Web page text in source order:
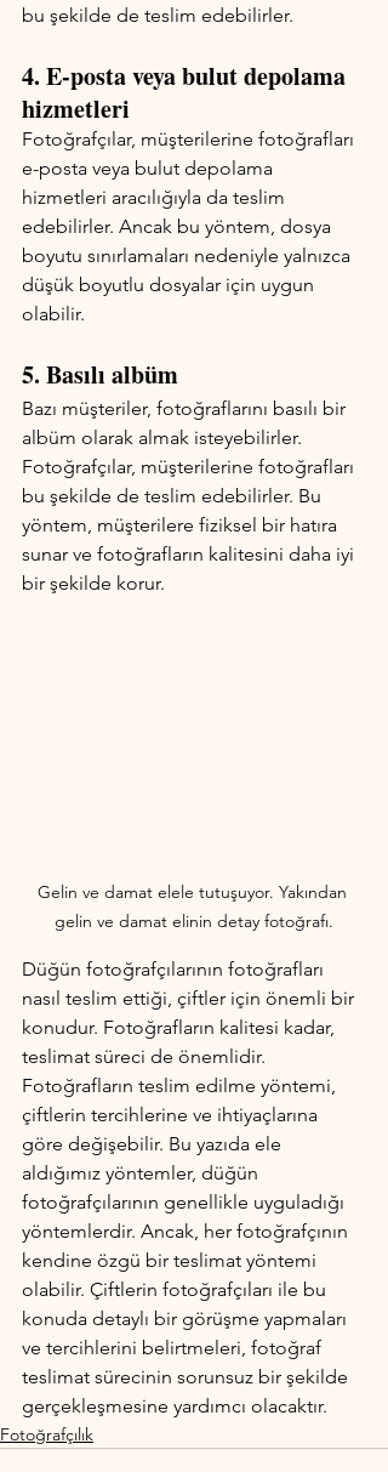
bu şekilde de teslim edebilirler.
4. E-posta veya bulut depolama
hizmetleri
Fotoğrafçılar, müşterilerine fotoğrafları
e-posta veya bulut depolama
hizmetleri aracılığıyla da teslim
edebilirler. Ancak bu yöntem, dosya
boyutu sınırlamaları nedeniyle yalnızca
düşük boyutlu dosyalar için uygun
olabilir.
5. Basılı albüm
Bazı müşteriler, fotoğraflarını basılı bir
albüm olarak almak isteyebilirler.
Fotoğrafçılar, müşterilerine fotoğrafları
bu şekilde de teslim edebilirler. Bu
yöntem, müşterilere fiziksel bir hatıra
sunar ve fotoğrafların kalitesini daha iyi
bir şekilde korur.
Gelin ve damat elele tutuşuyor. Yakından
gelin ve damat elinin detay fotoğrafı.
Düğün fotoğrafçılarının fotoğrafları
nasıl teslim ettiği, çiftler için önemli bir
konudur. Fotoğrafların kalitesi kadar,
teslimat süreci de önemlidir.
Fotoğrafların teslim edilme yöntemi,
çiftlerin tercihlerine ve ihtiyaçlarına
göre değişebilir. Bu yazıda ele
aldığımız yöntemler, düğün
fotoğrafçılarının genellikle uyguladığı
yöntemlerdir. Ancak, her fotoğrafçının
kendine özgü bir teslimat yöntemi
olabilir. Çiftlerin fotoğrafçıları ile bu
konuda detaylı bir görüşme yapmaları
ve tercihlerini belirtmeleri, fotoğraf
teslimat sürecinin sorunsuz bir şekilde
gerçekleşmesine yardımcı olacaktır.
Fotoğrafçılık